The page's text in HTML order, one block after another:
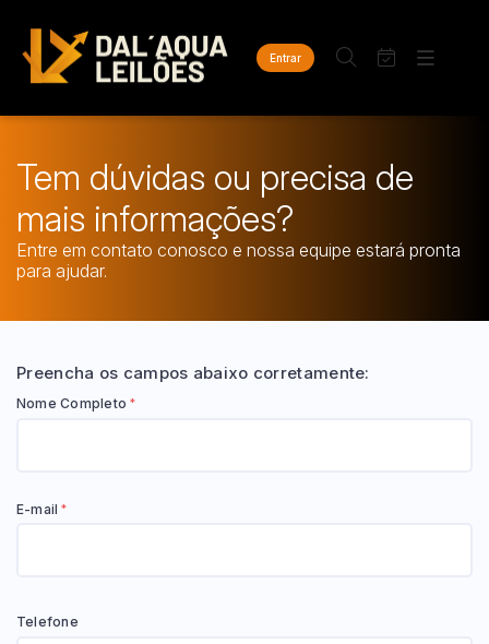
Entrar
Criar conta Entrar
Site
Quem Somos
Contato
Busca por categoria
Carros
Categoria Subcategoria
Estados
Quem Somos
Eventos
Fale Conosco
Tem dúvidas ou precisa de
mais informações?
Entre em contato conosco e nossa equipe estará pronta
para ajudar.
Preencha os campos abaixo corretamente:
Nome Completo *
E-mail *
Telefone